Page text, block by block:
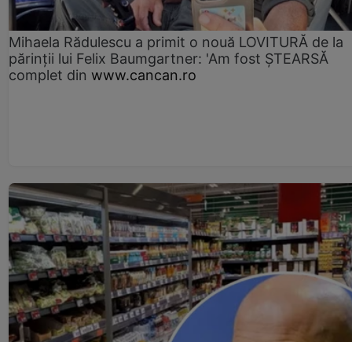
Mihaela Rădulescu a primit o nouă LOVITURĂ de la
părinții lui Felix Baumgartner: 'Am fost ȘTEARSĂ
complet din www.cancan.ro